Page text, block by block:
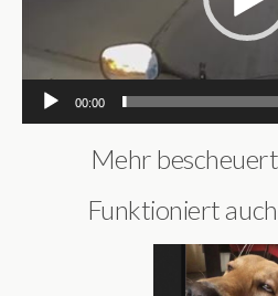
00:00
Mehr
Funktioniert